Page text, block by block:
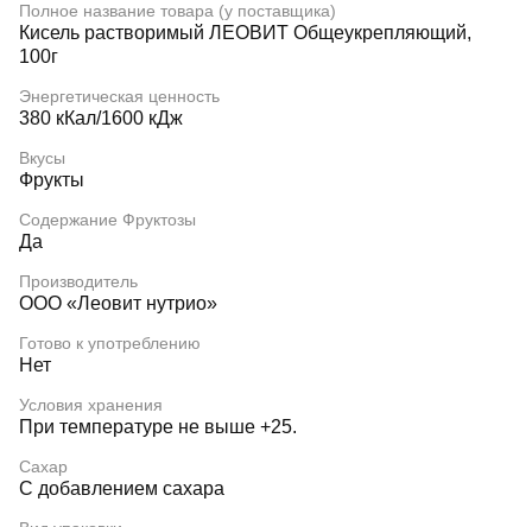
Полное название товара (у поставщика)
Кисель растворимый ЛЕОВИТ Общеукрепляющий,
100г
Энергетическая ценность
380 кКал/1600 кДж
Вкусы
Фрукты
Содержание Фруктозы
Да
Производитель
ООО «Леовит нутрио»
Готово к употреблению
Нет
Условия хранения
При температуре не выше +25.
Сахар
С добавлением сахара